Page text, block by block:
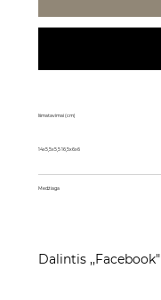
Išmatavimai (cm)
14x5,5x5,5 16,5x6x6
Medžiaga
Dalintis ,,Facebook"